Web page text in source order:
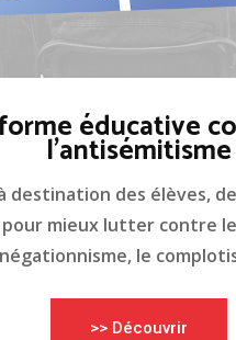
éducative
l'antisémitisme
destination des élèves,
mieux lutter contre
négationnisme, le
>> Découvrir